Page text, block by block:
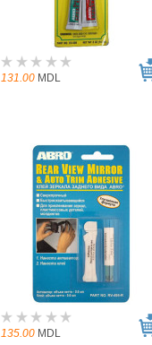
131.00 MDL
135.00 MDL